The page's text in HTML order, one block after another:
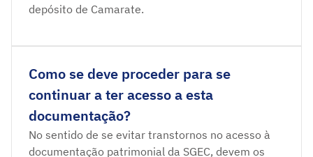
depósito de Camarate.
Como se deve proceder para se
continuar a ter acesso a esta
documentação?
No sentido de se evitar transtornos no acesso à
documentação patrimonial da SGEC, devem os